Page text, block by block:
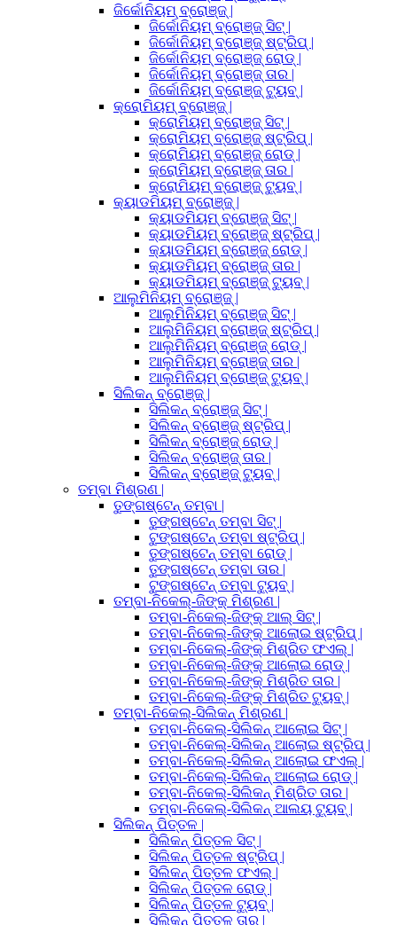
ଜିର୍କୋନିୟମ୍ ବ୍ରୋଞ୍ଜ୍ |
ଜିର୍କୋନିୟମ୍ ବ୍ରୋଞ୍ଜ୍ ସିଟ୍ |
ଜିର୍କୋନିୟମ୍ ବ୍ରୋଞ୍ଜ୍ ଷ୍ଟ୍ରିପ୍ |
ଜିର୍କୋନିୟମ୍ ବ୍ରୋଞ୍ଜ୍ ରୋଡ୍ |
ଜିର୍କୋନିୟମ୍ ବ୍ରୋଞ୍ଜ୍ ତାର |
ଜିର୍କୋନିୟମ୍ ବ୍ରୋଞ୍ଜ୍ ଟ୍ୟୁବ୍ |
କ୍ରୋମିୟମ୍ ବ୍ରୋଞ୍ଜ୍ |
କ୍ରୋମିୟମ୍ ବ୍ରୋଞ୍ଜ୍ ସିଟ୍ |
କ୍ରୋମିୟମ୍ ବ୍ରୋଞ୍ଜ୍ ଷ୍ଟ୍ରିପ୍ |
କ୍ରୋମିୟମ୍ ବ୍ରୋଞ୍ଜ୍ ରୋଡ୍ |
କ୍ରୋମିୟମ୍ ବ୍ରୋଞ୍ଜ୍ ତାର |
କ୍ରୋମିୟମ୍ ବ୍ରୋଞ୍ଜ୍ ଟ୍ୟୁବ୍ |
କ୍ୟାଡମିୟମ୍ ବ୍ରୋଞ୍ଜ୍ |
କ୍ୟାଡମିୟମ୍ ବ୍ରୋଞ୍ଜ୍ ସିଟ୍ |
କ୍ୟାଡମିୟମ୍ ବ୍ରୋଞ୍ଜ୍ ଷ୍ଟ୍ରିପ୍ |
କ୍ୟାଡମିୟମ୍ ବ୍ରୋଞ୍ଜ୍ ରୋଡ୍ |
କ୍ୟାଡମିୟମ୍ ବ୍ରୋଞ୍ଜ୍ ତାର |
କ୍ୟାଡମିୟମ୍ ବ୍ରୋଞ୍ଜ୍ ଟ୍ୟୁବ୍ |
ଆଲୁମିନିୟମ୍ ବ୍ରୋଞ୍ଜ୍ |
ଆଲୁମିନିୟମ୍ ବ୍ରୋଞ୍ଜ୍ ସିଟ୍ |
ଆଲୁମିନିୟମ୍ ବ୍ରୋଞ୍ଜ୍ ଷ୍ଟ୍ରିପ୍ |
ଆଲୁମିନିୟମ୍ ବ୍ରୋଞ୍ଜ୍ ରୋଡ୍ |
ଆଲୁମିନିୟମ୍ ବ୍ରୋଞ୍ଜ୍ ତାର |
ଆଲୁମିନିୟମ୍ ବ୍ରୋଞ୍ଜ୍ ଟ୍ୟୁବ୍ |
ସିଲିକନ୍ ବ୍ରୋଞ୍ଜ୍ |
ସିଲିକନ୍ ବ୍ରୋଞ୍ଜ୍ ସିଟ୍ |
ସିଲିକନ୍ ବ୍ରୋଞ୍ଜ୍ ଷ୍ଟ୍ରିପ୍ |
ସିଲିକନ୍ ବ୍ରୋଞ୍ଜ୍ ରୋଡ୍ |
ସିଲିକନ୍ ବ୍ରୋଞ୍ଜ୍ ତାର |
ସିଲିକନ୍ ବ୍ରୋଞ୍ଜ୍ ଟ୍ୟୁବ୍ |
ତମ୍ବା ମିଶ୍ରଣ |
ତୁଙ୍ଗଷ୍ଟେନ୍ ତମ୍ବା |
ତୁଙ୍ଗଷ୍ଟେନ୍ ତମ୍ବା ସିଟ୍ |
ଟୁଙ୍ଗଷ୍ଟେନ୍ ତମ୍ବା ଷ୍ଟ୍ରିପ୍ |
ତୁଙ୍ଗଷ୍ଟେନ୍ ତମ୍ବା ରୋଡ୍ |
ତୁଙ୍ଗଷ୍ଟେନ୍ ତମ୍ବା ତାର |
ଟୁଙ୍ଗଷ୍ଟେନ୍ ତମ୍ବା ଟ୍ୟୁବ୍ |
ତମ୍ବା-ନିକେଲ୍-ଜିଙ୍କ୍ ମିଶ୍ରଣ |
ତମ୍ବା-ନିକେଲ୍-ଜିଙ୍କ୍ ଆଲ୍ ସିଟ୍ |
ତମ୍ବା-ନିକେଲ୍-ଜିଙ୍କ୍ ଆଲୋଇ ଷ୍ଟ୍ରିପ୍ |
ତମ୍ବା-ନିକେଲ୍-ଜିଙ୍କ୍ ମିଶ୍ରିତ ଫଏଲ୍ |
ତମ୍ବା-ନିକେଲ୍-ଜିଙ୍କ୍ ଆଲୋଇ ରୋଡ୍ |
ତମ୍ବା-ନିକେଲ୍-ଜିଙ୍କ୍ ମିଶ୍ରିତ ତାର |
ତମ୍ବା-ନିକେଲ୍-ଜିଙ୍କ୍ ମିଶ୍ରିତ ଟ୍ୟୁବ୍ |
ତମ୍ବା-ନିକେଲ୍-ସିଲିକନ୍ ମିଶ୍ରଣ |
ତମ୍ବା-ନିକେଲ୍-ସିଲିକନ୍ ଆଲୋଇ ସିଟ୍ |
ତମ୍ବା-ନିକେଲ୍-ସିଲିକନ୍ ଆଲୋଇ ଷ୍ଟ୍ରିପ୍ |
ତମ୍ବା-ନିକେଲ୍-ସିଲିକନ୍ ଆଲୋଇ ଫଏଲ୍ |
ତମ୍ବା-ନିକେଲ୍-ସିଲିକନ୍ ଆଲୋଇ ରୋଡ୍ |
ତମ୍ବା-ନିକେଲ୍-ସିଲିକନ୍ ମିଶ୍ରିତ ତାର |
ତମ୍ବା-ନିକେଲ୍-ସିଲିକନ୍ ଆଲୟ ଟ୍ୟୁବ୍ |
ସିଲିକନ୍ ପିତ୍ତଳ |
ସିଲିକନ୍ ପିତ୍ତଳ ସିଟ୍ |
ସିଲିକନ୍ ପିତ୍ତଳ ଷ୍ଟ୍ରିପ୍ |
ସିଲିକନ୍ ପିତ୍ତଳ ଫଏଲ୍ |
ସିଲିକନ୍ ପିତ୍ତଳ ରୋଡ୍ |
ସିଲିକନ୍ ପିତ୍ତଳ ଟ୍ୟୁବ୍ |
ସିଲିକନ୍ ପିତ୍ତଳ ତାର |